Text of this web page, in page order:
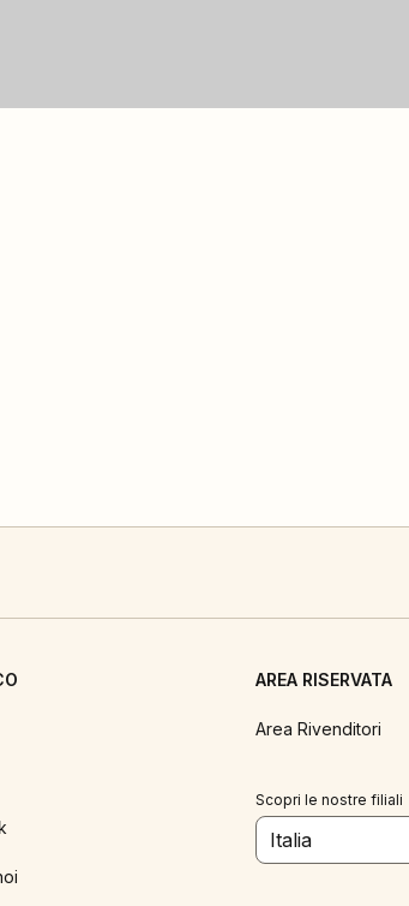
AREA RISERVATA
Area Rivenditori
Scopri le nostre filiali
Italia